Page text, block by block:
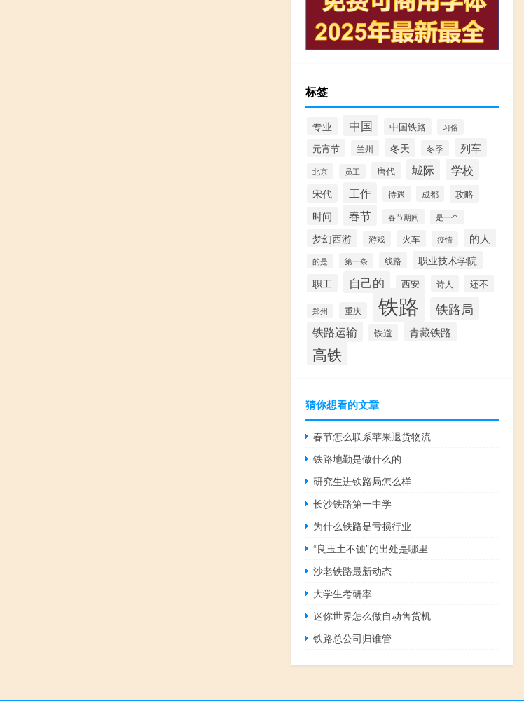
标签
专业 中国 中国铁路 习俗
元宵节 兰州 冬天 冬季 列车
北京 员工 唐代 城际 学校
宋代 工作 待遇 成都 攻略
时间 春节 春节期间 是一个
梦幻西游 游戏 火车 疫情 的人
的是 第一条 线路
职业技术学院
职工
自己的 西安 诗人 还不
郑州 重庆 铁路 铁路局
铁路运输 铁道 青藏铁路
高铁
猜你想看的文章
春节怎么联系苹果退货物流
铁路地勤是做什么的
研究生进铁路局怎么样
长沙铁路第一中学
为什么铁路是亏损行业
“良玉土不蚀”的出处是哪里
沙老铁路最新动态
大学生考研率
迷你世界怎么做自动售货机
铁路总公司归谁管